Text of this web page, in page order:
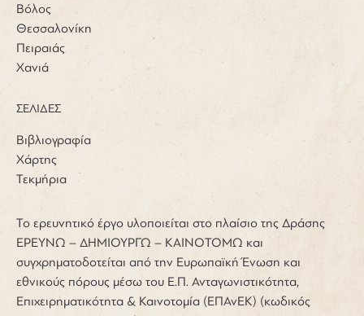
Βόλος
Θεσσαλονίκη
Πειραιάς
Χανιά
ΣΕΛΙΔΕΣ
Βιβλιογραφία
Χάρτης
Τεκμήρια
Το ερευνητικό έργο υλοποιείται στο πλαίσιο της Δράσης
ΕΡΕΥΝΩ – ΔΗΜΙΟΥΡΓΩ – ΚΑΙΝΟΤΟΜΩ και
συγχρηματοδοτείται από την Ευρωπαϊκή Ένωση και
εθνικούς πόρους μέσω του Ε.Π. Ανταγωνιστικότητα,
Επιχειρηματικότητα & Καινοτομία (ΕΠΑνΕΚ) (κωδικός